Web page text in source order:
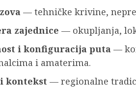
— tehničke krivine,
zajednice — okupljanja,
i konfiguracija puta —
i amaterima.
kontekst — regionalne